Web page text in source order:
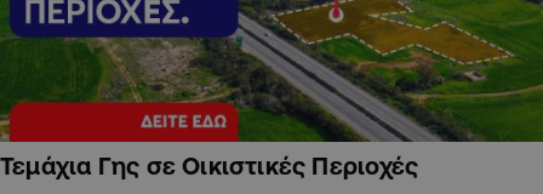
Τεμάχια Γης σε Οικιστικές Περιοχές